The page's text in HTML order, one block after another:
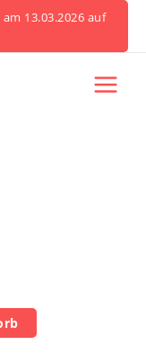
13.03.2026 auf